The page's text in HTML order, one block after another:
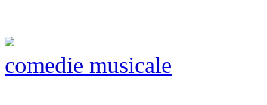
comedie musicale